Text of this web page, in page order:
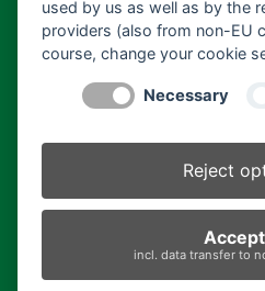
Schweiger & Holzner
Geschäftsführer:Gerhard
Herstellerkennnummer:DE-
Sägmühle 2c, 84570 Polling
+49 8631 18 44 673
E-Mail:
used by us as well as by the
providers (also from non-EU
course, change your cookie
Necessary
Reject
incl. data transfer to